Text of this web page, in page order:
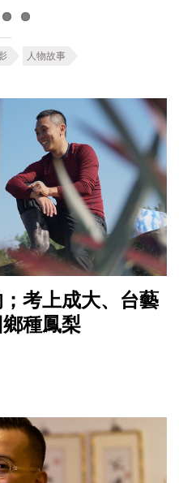
人物故事
考上成大、台藝
種鳳梨